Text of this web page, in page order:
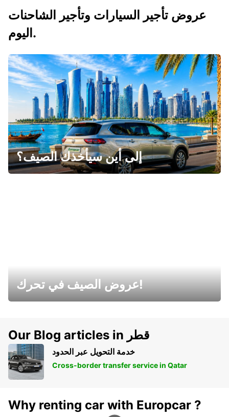
عروض تأجير السيارات وتأجير الشاحنات
اليوم.
إلى أين سيأخذك الصيف؟
عروض الصيف في تحرك!
Our Blog articles in قطر
خدمة التحويل عبر الحدود
Cross-border transfer service in Qatar
Why renting car with Europcar ?